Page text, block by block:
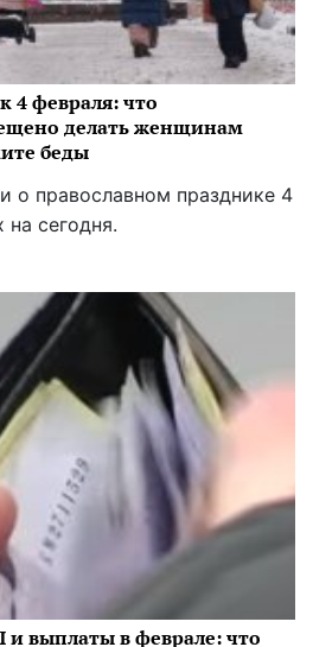
4 февраля: что
делать женщинам
беды
о православном празднике 4
на сегодня.
выплаты в феврале: что